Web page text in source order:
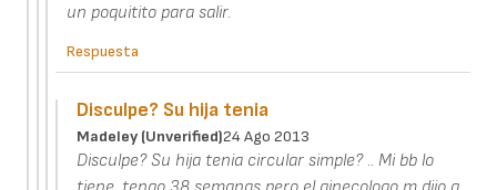
un poquitito para salir.
Respuesta
Disculpe? Su hija tenia
Madeley (unverified)24 Ago 2013
Disculpe? Su hija tenia circular simple? .. Mi bb lo